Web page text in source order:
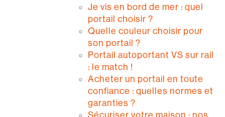
Je vis en bord de mer : quel
portail choisir ?
Quelle couleur choisir pour
son portail ?
Portail autoportant VS sur rail
: le match !
Acheter un portail en toute
confiance : quelles normes et
garanties ?
Sécuriser votre maison : nos